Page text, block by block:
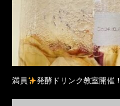
満員 発酵ドリンク教室開催！